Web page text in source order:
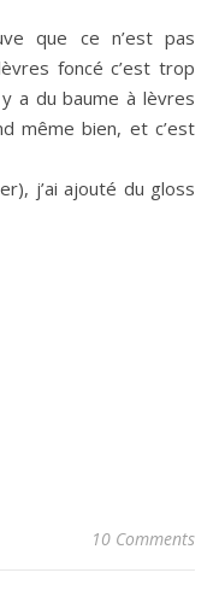
que ce n’est pas
foncé c’est trop
a du baume à lèvres
même bien, et c’est
j’ai ajouté du gloss
10 Comments